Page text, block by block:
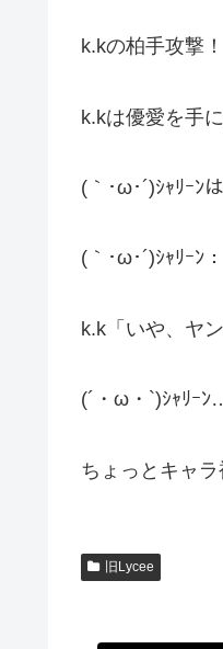
k.kの柏手攻撃！
k.kは優愛を手
(｀･ω･´)ｼｬﾘｰﾝ
(｀･ω･´)ｼｬﾘｰﾝ
k.k「いや、ヤ
(´・ω・`)ｼｬﾘｰﾝ
ちょっとキャ
旧Lycee